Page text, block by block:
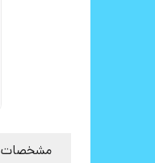
مشخصات